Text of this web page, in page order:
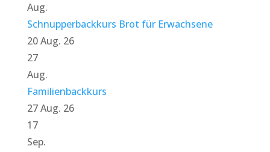
Aug.
Schnupperbackkurs Brot für Erwachsene
20 Aug. 26
27
Aug.
Familienbackkurs
27 Aug. 26
17
Sep.